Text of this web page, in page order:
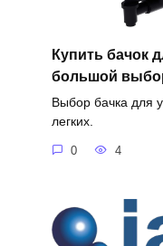
Купить бачок
большой
Выбор бачка для
легких.
0 4